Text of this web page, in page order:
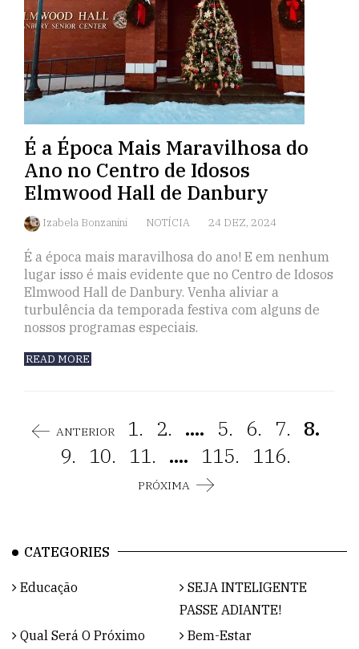
É a Época Mais Maravilhosa do
Ano no Centro de Idosos
Elmwood Hall de Danbury
Izabela Bonzanini NOTÍCIA 24 DEZ, 2024
É a época mais maravilhosa do ano! E em nenhum
lugar isso é mais evidente que no Centro de Idosos
Elmwood Hall de Danbury. Venha aliviar a
turbulência da temporada festiva com alguns de
nossos programas especiais.
READ MORE
ANTERIOR 1. 2. .... 5. 6. 7. 8.
9.
10. 11. .... 115. 116.
PRÓXIMA
CATEGORIES
Educação
SEJA INTELIGENTE
PASSE ADIANTE!
Qual Será O Próximo
Bem-Estar